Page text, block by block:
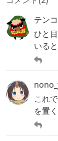
テンコ
ひと
いる
これ
を置